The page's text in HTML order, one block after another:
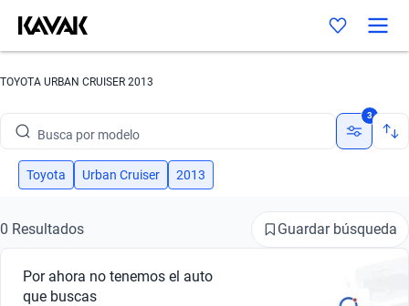
TOYOTA URBAN CRUISER 2013
Busca por modelo
Busca por versión
Busca por marca
Busca por modelo
3
Toyota Urban Cruiser 2013
0 Resultados Guardar búsqueda
Por ahora no tenemos el auto
que buscas